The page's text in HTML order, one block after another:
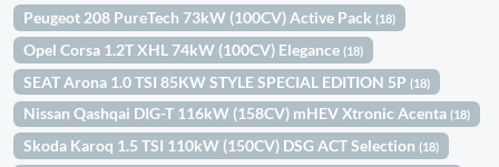
Peugeot 208 PureTech 73kW (100CV) Active Pack(18)
Opel Corsa 1.2T XHL 74kW (100CV) Elegance(18)
SEAT Arona 1.0 TSI 85KW STYLE SPECIAL EDITION 5P(18)
Nissan Qashqai DIG-T 116kW (158CV) mHEV Xtronic Acenta(18)
Skoda Karoq 1.5 TSI 110kW (150CV) DSG ACT Selection(18)